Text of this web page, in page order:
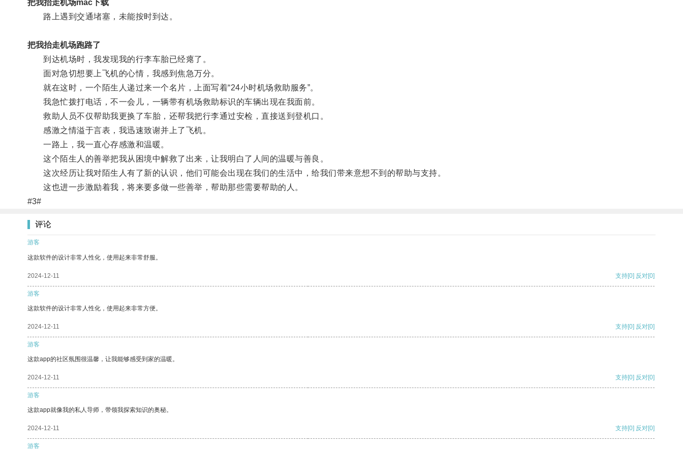
把我抬走机场mac下载
路上遇到交通堵塞，未能按时到达。
把我抬走机场跑路了
到达机场时，我发现我的行李车胎已经瘪了。
面对急切想要上飞机的心情，我感到焦急万分。
就在这时，一个陌生人递过来一个名片，上面写着“24小时机场救助服务”。
我急忙拨打电话，不一会儿，一辆带有机场救助标识的车辆出现在我面前。
救助人员不仅帮助我更换了车胎，还帮我把行李通过安检，直接送到登机口。
感激之情溢于言表，我迅速致谢并上了飞机。
一路上，我一直心存感激和温暖。
这个陌生人的善举把我从困境中解救了出来，让我明白了人间的温暖与善良。
这次经历让我对陌生人有了新的认识，他们可能会出现在我们的生活中，给我们带来意想不到的帮助与支持。
这也进一步激励着我，将来要多做一些善举，帮助那些需要帮助的人。
#3#
评论
游客
这款软件的设计非常人性化，使用起来非常舒服。
2024-12-11 支持[0] 反对[0]
游客
这款软件的设计非常人性化，使用起来非常方便。
2024-12-11 支持[0] 反对[0]
游客
这款app的社区氛围很温馨，让我能够感受到家的温暖。
2024-12-11 支持[0] 反对[0]
游客
这款app就像我的私人导师，带领我探索知识的奥秘。
2024-12-11 支持[0] 反对[0]
游客